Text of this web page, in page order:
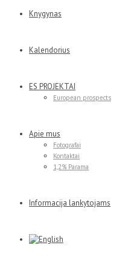
Knygynas
Kalendorius
ES PROJEKTAI
European prospects
Apie mus
Fotografai
Kontaktai
1,2% Parama
Informacija lankytojams